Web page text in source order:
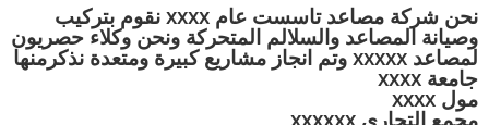
نحن شركة مصاعد تاسست عام xxxx نقوم بتركيب
وصيانة المصاعد والسلالم المتحركة ونحن وكلاء حصريون
لمصاعد xxxxx وتم انجاز مشاريع كبيرة ومتعدة نذكرمنها
جامعة xxxx
مول xxxx
مجمع التجاري xxxxxx